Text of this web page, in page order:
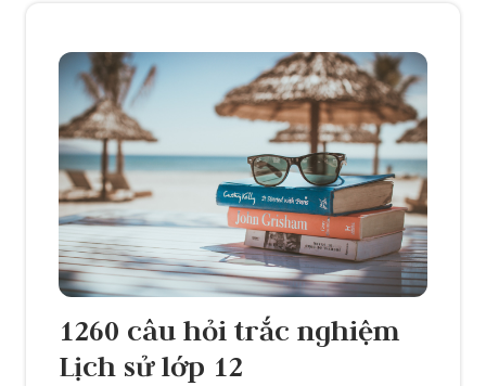
1260 câu hỏi trắc nghiệm
Lịch sử lớp 12